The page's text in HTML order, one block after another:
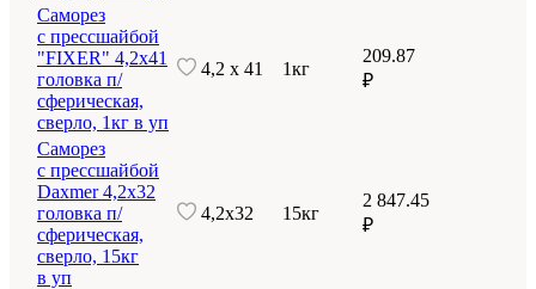
Саморез
с прессшайбой
"FIXER" 4,2х41
головка п/
сферическая,
сверло, 1кг в уп
4,2 х 41 1кг
209.87
₽
Саморез
с прессшайбой
Daxmer 4,2х32
головка п/
сферическая,
сверло, 15кг
в уп
4,2х32 15кг
2 847.45
₽